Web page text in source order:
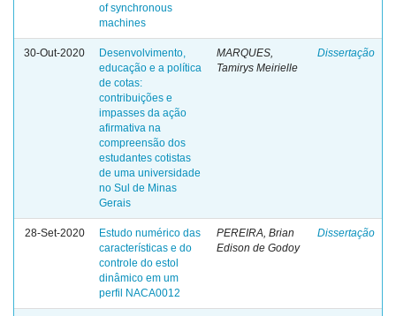
of synchronous
machines
30-Out-2020
Desenvolvimento,
educação e a política
de cotas:
contribuições e
impasses da ação
afirmativa na
compreensão dos
estudantes cotistas
de uma universidade
no Sul de Minas
Gerais
MARQUES,
Tamirys Meirielle
Dissertação
28-Set-2020
Estudo numérico das
características e do
controle do estol
dinâmico em um
perfil NACA0012
PEREIRA, Brian
Edison de Godoy
Dissertação